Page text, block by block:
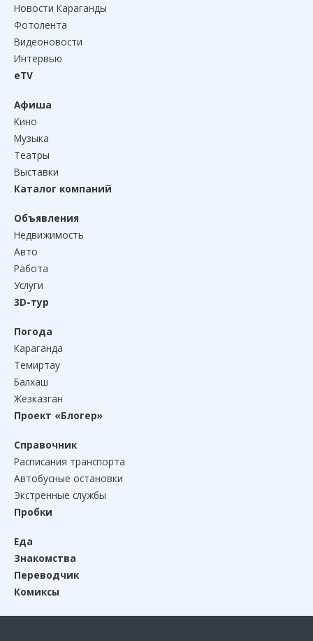
Новости Караганды
Фотолента
Видеоновости
Интервью
eTV
Афиша
Кино
Музыка
Театры
Выставки
Каталог компаний
Объявления
Недвижимость
Авто
Работа
Услуги
3D-тур
Погода
Караганда
Темиртау
Балхаш
Жезказган
Проект «Блогер»
Справочник
Расписания транспорта
Автобусные остановки
Экстренные службы
Пробки
Еда
Знакомства
Переводчик
Комиксы